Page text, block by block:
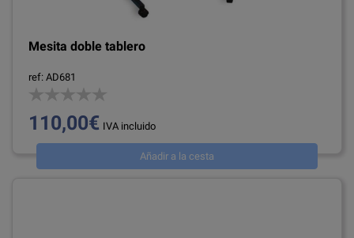
Mesita doble tablero
ref: AD681
110,00€ IVA incluido
Añadir a la cesta